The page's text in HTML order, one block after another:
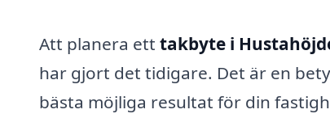
Att planera ett takbyte i
har gjort det tidigare. Det är en
bästa möjliga resultat för din